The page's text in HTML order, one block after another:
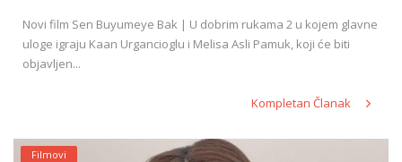
Novi film Sen Buyumeye Bak | U dobrim rukama 2 u kojem glavne
uloge igraju Kaan Urgancioglu i Melisa Asli Pamuk, koji će biti
objavljen...
Kompletan Članak
Filmovi